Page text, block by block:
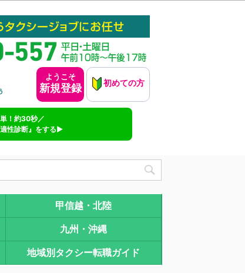
ようこそ
新規登録 初めての方
！約30秒／
性診断』をする▶
甲信越・北陸
九州・沖縄
地域別タクシー転職ガイド